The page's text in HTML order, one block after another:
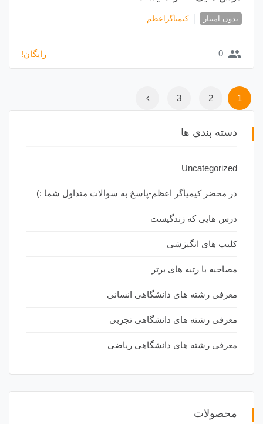
بدون امتیاز کیمیاگراعظم
group
0 رایگان!
1
2
3
دسته بندی ها
Uncategorized
در محضر کیمیاگر اعظم-پاسخ به سوالات متداول شما :)
درس هایی که زندگیست
کلیپ های انگیزشی
مصاحبه با رتبه های برتر
معرفی رشته های دانشگاهی انسانی
معرفی رشته های دانشگاهی تجربی
معرفی رشته های دانشگاهی ریاضی
محصولات